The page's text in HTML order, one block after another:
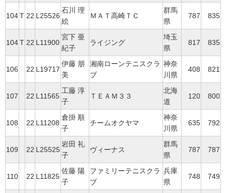
104T 22 L25526
石川 理
絵
ＭＡＴ高崎ＴＣ
群馬
県
787 835
104T 22 L11900
宮下 亜
紀子
ライジング
埼玉
県
817 835
106 22 L19717
伊藤 朋
美
湘南ローンテニスクラ
ブ
神奈
川県
408 821
107 22 L11565
工藤 淳
子
ＴＥＡＭ３３
北海
道
120 800
108 22 L11208
倉掛 順
子
チームオクヤマ
神奈
川県
635 792
109 22 L25525
岩田 礼
子
ヴィーナス
群馬
県
787 787
110 22 L11825
佐藤 陽
子
ファミリーテニスクラ
ブ
兵庫
県
748 749